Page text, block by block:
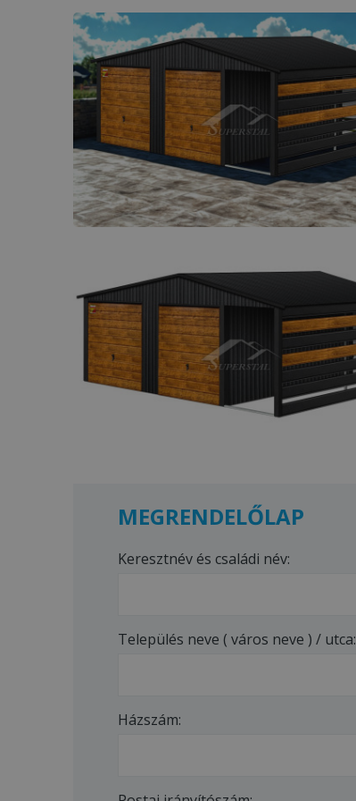
MEGRENDELŐLAP
Keresztnév és családi név:
Település neve ( város neve ) / utca:
Házszám: